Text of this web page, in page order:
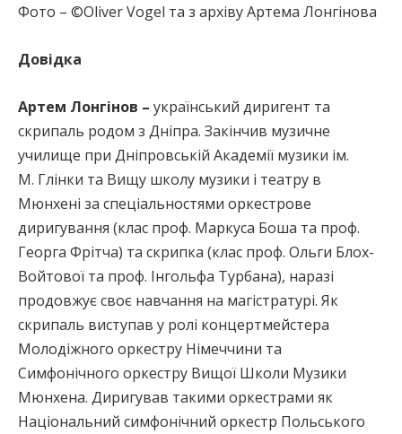
Фото – ©Oliver Vogel та з архіву Артема Лонгінова
Довідка
Артем Лонгінов – український диригент та
скрипаль родом з Дніпра. Закінчив музичне
училище при Дніпровській Академії музики ім.
М. Глінки та Вищу школу музики і театру в
Мюнхені за спеціальностями оркестрове
диригування (клас проф. Маркуса Боша та проф.
Георга Фрітча) та скрипка (клас проф. Ольги Блох-
Войтової та проф. Інгольфа Турбана), наразі
продовжує своє навчання на магістратурі. Як
скрипаль виступав у ролі концертмейстера
Молодіжного оркестру Німеччини та
Симфонічного оркестру Вищої Школи Музики
Мюнхена. Диригував такими оркестрами як
Національний симфонічний оркестр Польського